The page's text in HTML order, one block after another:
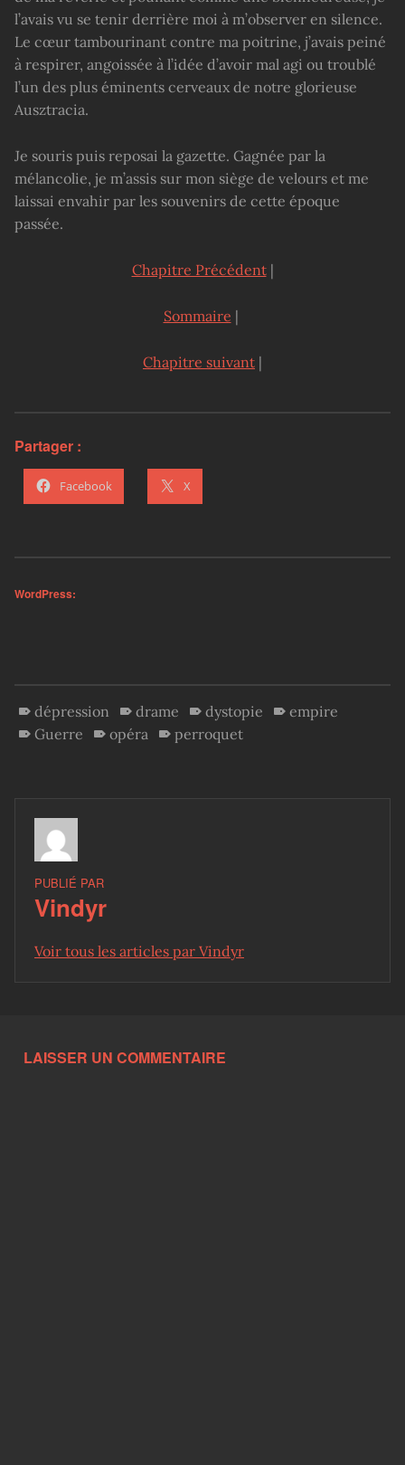
l’avais vu se tenir derrière moi à m’observer en silence.
Le cœur tambourinant contre ma poitrine, j’avais peiné
à respirer, angoissée à l’idée d’avoir mal agi ou troublé
l’un des plus éminents cerveaux de notre glorieuse
Ausztracia.
Je souris puis reposai la gazette. Gagnée par la
mélancolie, je m’assis sur mon siège de velours et me
laissai envahir par les souvenirs de cette époque
passée.
Chapitre Précédent|
Sommaire |
Chapitre suivant |
Partager :
Facebook X
WordPress:
dépression drame dystopie
empire
Guerre
opéra perroquet
PUBLIÉ PAR
Vindyr
Voir tous les articles par Vindyr
LAISSER UN COMMENTAIRE